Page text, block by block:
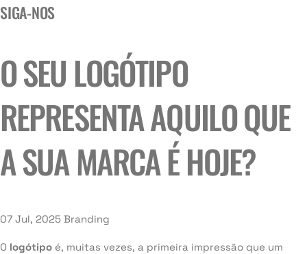
SIGA-NOS
O SEU LOGÓTIPO
REPRESENTA AQUILO QUE
A SUA MARCA É HOJE?
07 Jul, 2025 Branding
O logótipo é, muitas vezes, a primeira impressão que um